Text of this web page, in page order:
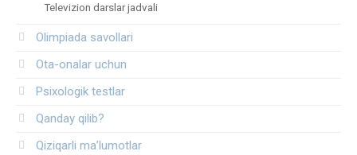
Televizion darslar jadvali
Olimpiada savollari
Ota-onalar uchun
Psixologik testlar
Qanday qilib?
Qiziqarli ma’lumotlar